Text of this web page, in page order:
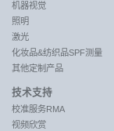
机器视觉
照明
激光
化妆品&纺织品SPF测量
其他定制产品
技术支持
校准服务RMA
视频欣赏